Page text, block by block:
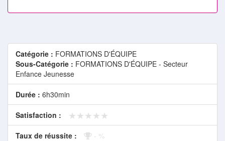
Catégorie : FORMATIONS D'ÉQUIPE
Sous-Catégorie : FORMATIONS D'ÉQUIPE - Secteur
Enfance Jeunesse
Durée : 6h30min
Satisfaction : ★★★★★
★★★★★
Taux de réussite : - %